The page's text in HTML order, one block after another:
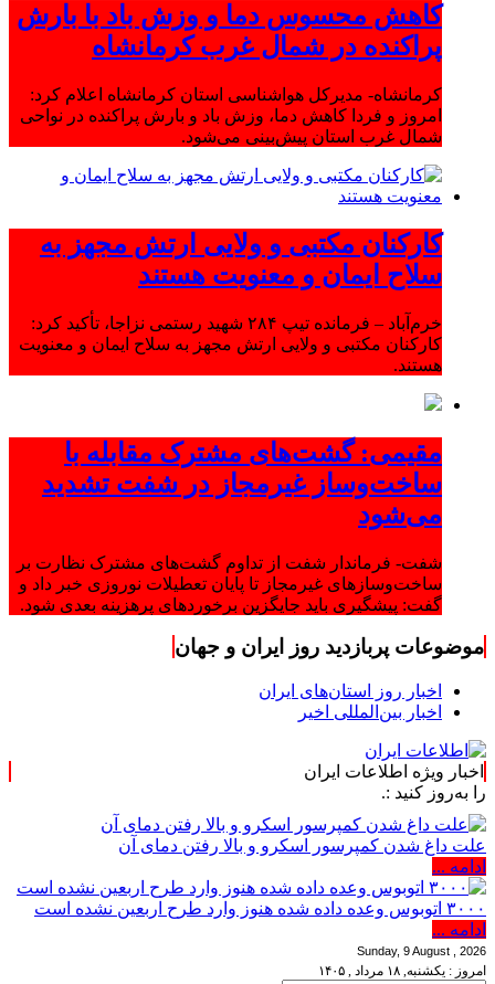
کاهش محسوس دما و وزش باد با بارش
پراکنده در شمال غرب کرمانشاه
کرمانشاه- مدیرکل هواشناسی استان کرمانشاه اعلام کرد:
امروز و فردا کاهش دما، وزش باد و بارش پراکنده در نواحی
شمال غرب استان پیش‌بینی می‌شود.
کارکنان مکتبی و ولایی ارتش مجهز به
سلاح ایمان و معنویت هستند
خرم‌آباد – فرمانده تیپ ۲۸۴ شهید رستمی نزاجا، تأکید کرد:
کارکنان مکتبی و ولایی ارتش مجهز به سلاح ایمان و معنویت
هستند.
مقیمی: گشت‌های مشترک مقابله با
ساخت‌وساز غیرمجاز در شفت تشدید
می‌شود
شفت- فرماندار شفت از تداوم گشت‌های مشترک نظارت بر
ساخت‌وسازهای غیرمجاز تا پایان تعطیلات نوروزی خبر داد و
گفت: پیشگیری باید جایگزین برخوردهای پرهزینه بعدی شود.
موضوعات پربازدید روز ایران و جهان
اخبار روز استان‌های ایران
اخبار بین‌المللی اخیر
اخبار ویژه اطلاعات ایران
:.
علت داغ شدن کمپرسور اسکرو و بالا رفتن دمای آن
ادامه ...
۳۰۰۰ اتوبوس وعده داده شده هنوز وارد طرح اربعین نشده است
ادامه ...
Sunday, 9 August , 2026
امروز : یکشنبه, ۱۸ مرداد , ۱۴۰۵